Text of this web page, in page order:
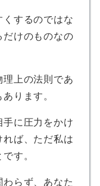
するのではな
だけのものなの
上の法則であ
ります。
に圧力をかけ
ば、ただ私は
す。
らず、あなた